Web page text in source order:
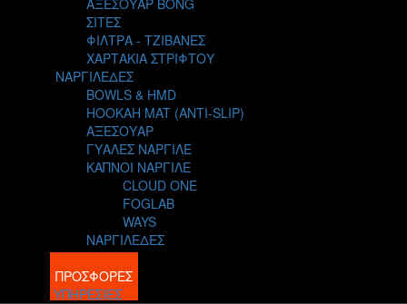
ΣΙΤΕΣ
ΦΙΛΤΡΑ - ΤΖΙΒΑΝΕΣ
ΧΑΡΤΑΚΙΑ ΣΤΡΙΦΤΟΥ
ΝΑΡΓΙΛΕΔΕΣ
BOWLS & HMD
HOOKAH MAT (ANTI-SLIP)
ΑΞΕΣΟΥΑΡ
ΓΥΑΛΕΣ ΝΑΡΓΙΛΕ
ΚΑΠΝΟΙ ΝΑΡΓΙΛΕ
CLOUD ONE
FOGLAB
WAYS
ΝΑΡΓΙΛΕΔΕΣ
BLOG
ΠΡΟΣΦΟΡΕΣ
ΥΠΗΡΕΣΙΕΣ